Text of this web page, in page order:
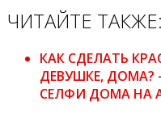
ЧИТАЙТЕ ТАКЖЕ:
КАК СДЕЛАТЬ
ДЕВУШКЕ, ДОМА?
СЕЛФИ ДОМА НА